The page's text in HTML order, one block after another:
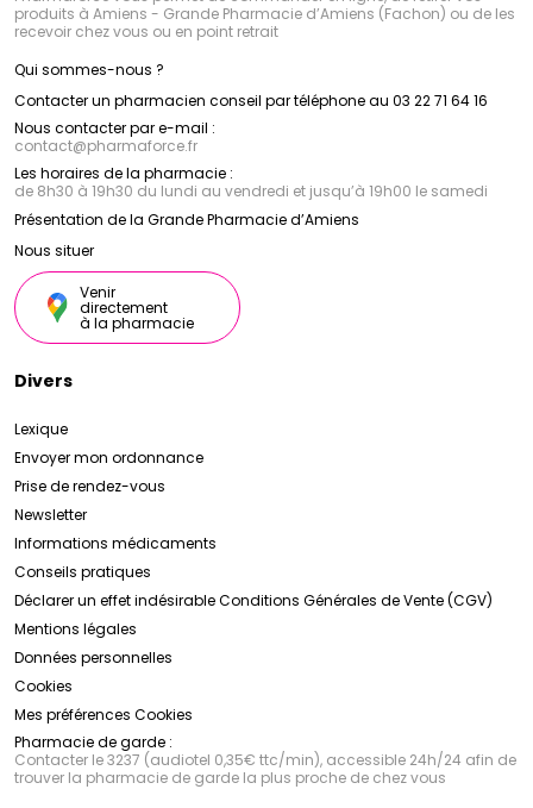
préservant sa santé et sa beauté naturelle.
Avec son engagement envers la qualité, la naturalité
et le respect de l'environnement, le laboratoire
Cattiers'est imposé comme une référence dans le
formulations innovantes et à ses ingrédients naturels
et biologiques,Cattier
efficaces et respectueux de la peau et de la planète.
produits à Amiens - Grande Pharmacie d’Amiens (Fachon) ou de les
recevoir chez vous ou en point retrait
Qui sommes-nous ?
Contacter un pharmacien conseil par téléphone au 03 22 71 64 16
Nous contacter par e-mail :
contact@pharmaforce.fr
Les horaires de la pharmacie :
de 8h30 à 19h30 du lundi au vendredi et jusqu’à 19h00 le samedi
Présentation de la Grande Pharmacie d’Amiens
Nous situer
Venir
directement
à la pharmacie
Divers
Lexique
Envoyer mon ordonnance
Prise de rendez-vous
Newsletter
Informations médicaments
Conseils pratiques
Déclarer un effet indésirableConditions Générales de Vente (CGV)
Mentions légales
Données personnelles
Cookies
Mes préférences Cookies
Pharmacie de garde :
Contacter le 3237 (audiotel 0,35€ ttc/min), accessible 24h/24 afin de
trouver la pharmacie de garde la plus proche de chez vous